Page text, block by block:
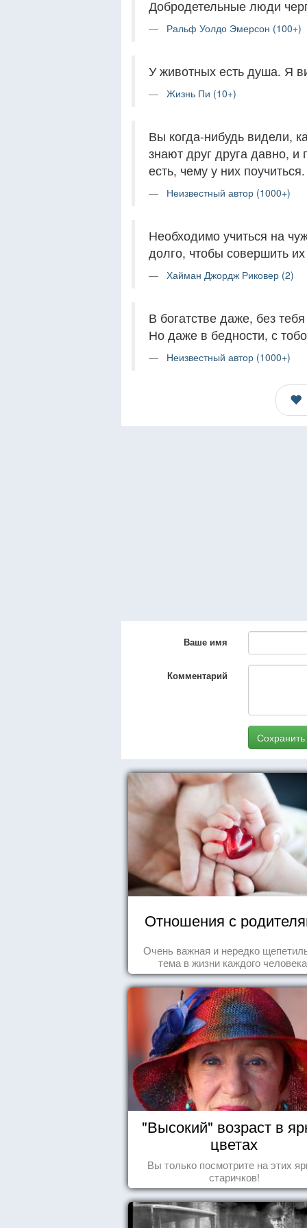
Добродетельные люди
Ральф Уолдо Эмерсон (100+)
У животных есть душа. Я
Жизнь Пи (10+)
Вы когда-нибудь видели,
знают друг друга давно,
есть, чему у них поучиться.
Неизвестный автор (1000+)
Необходимо учиться на
долго, чтобы совершить
Хайман Джордж Риковер (2)
В богатстве даже, без
Но даже в бедности, с
Неизвестный автор (1000+)
Ваше имя
Комментарий
Сохранить
Отношения с
Очень важная и нередко
тема в жизни каждого
"Высокий" возраст в
цветах
Вы только посмотрите на этих
старичков!